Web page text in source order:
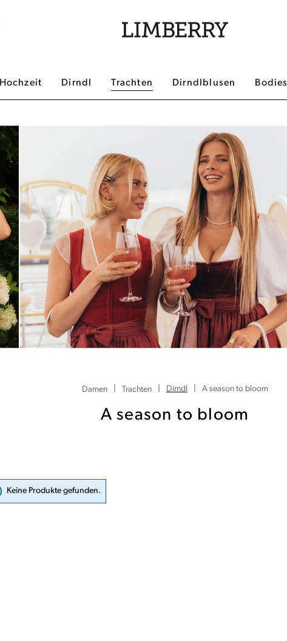
Hochzeit Dirndl Trachten Dirndlblusen Bodies
Damen Trachten Dirndl A season to bloom
A season to bloom
Keine Produkte gefunden.